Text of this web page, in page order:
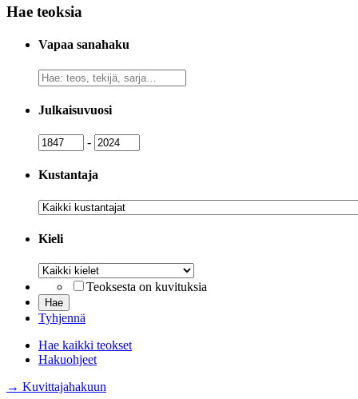
Hae teoksia
Vapaa sanahaku
Vapaa
sanahaku
Julkaisuvuosi
Julkaisuvuosi
- Julkaisuvuosi
Kustantaja
Kustantaja
Kieli
Kieli
Teoksesta on kuvituksia
Tyhjennä
Hae kaikki teokset
Hakuohjeet
→ Kuvittajahakuun